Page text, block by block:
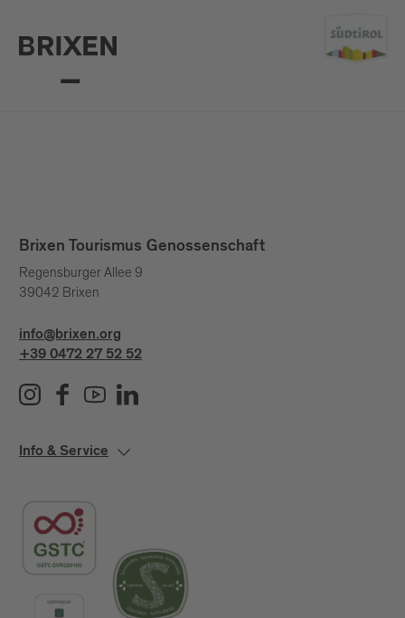
Brixen Tourismus Genossenschaft
Regensburger Allee 9
39042 Brixen
info@brixen.org
+39 0472 27 52 52
Info & Service